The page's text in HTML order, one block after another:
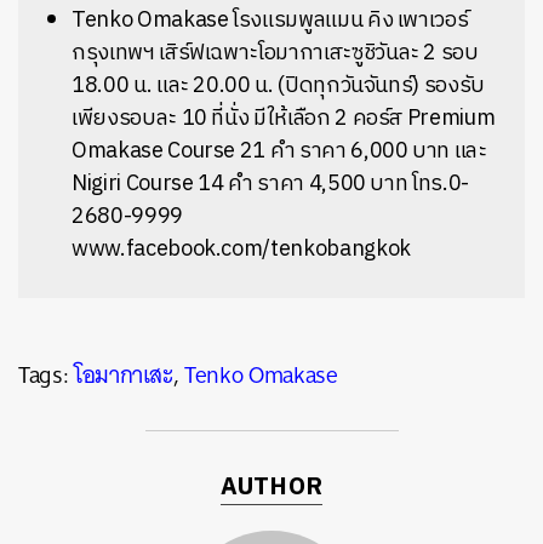
Tenko Omakase โรงแรมพูลแมน คิง เพาเวอร์
กรุงเทพฯเสิร์ฟเฉพาะโอมากาเสะซูชิวันละ 2 รอบ
18.00 น. และ 20.00 น. (ปิดทุกวันจันทร์) รองรับ
เพียงรอบละ 10 ที่นั่ง มีให้เลือก 2 คอร์ส Premium
Omakase Course 21 คำ ราคา 6,000 บาท และ
Nigiri Course 14 คำ ราคา 4,500 บาท โทร.0-
2680-9999
www.facebook.com/tenkobangkok
Tags:โอมากาเสะ,Tenko Omakase
AUTHOR